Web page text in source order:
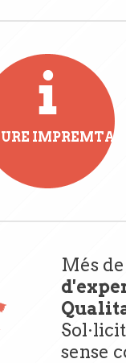
IMPREMTA
Més
sense